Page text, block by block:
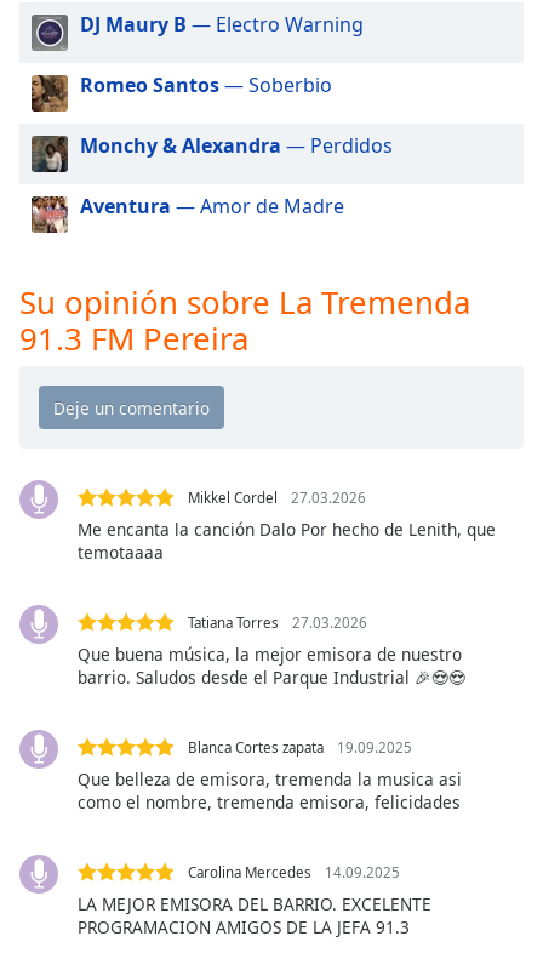
window.
Text
Opacity
Background
Color
Opacity
Area
Background
Opacity
Text
Font
DJ Maury B — Electro Warning
Romeo Santos— Soberbio
Monchy & Alexandra — Perdidos
Aventura — Amor de Madre
Su opinión sobre La Tremenda
91.3 FM Pereira
Mikkel Cordel 27.03.2026
Me encanta la canción Dalo Por hecho de Lenith, que
temotaaaa
Tatiana Torres 27.03.2026
Que buena música, la mejor emisora de nuestro
barrio. Saludos desde el Parque Industrial 🎉😍😍
Blanca Cortes zapata 19.09.2025
Que belleza de emisora, tremenda la musica asi
como el nombre, tremenda emisora, felicidades
Carolina Mercedes 14.09.2025
LA MEJOR EMISORA DEL BARRIO. EXCELENTE
PROGRAMACION AMIGOS DE LA JEFA 91.3